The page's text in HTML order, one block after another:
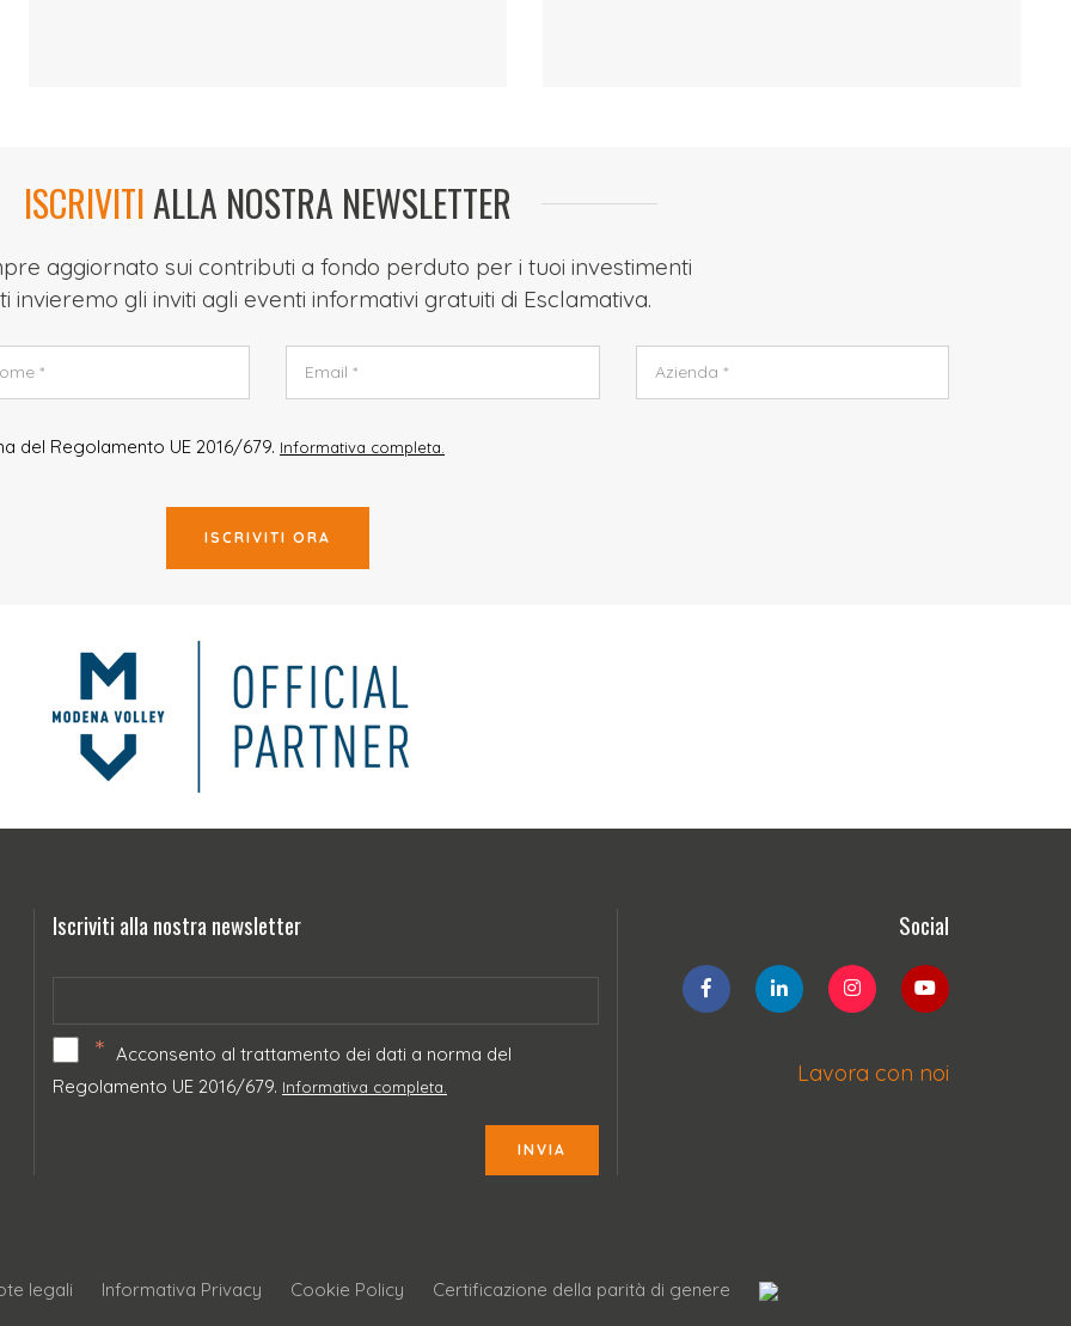
ISCRIVITIALLA NOSTRA NEWSLETTER
aggiornato sui contributi a fondo perduto per i tuoi investimenti
invieremo gli inviti agli eventi informativi gratuiti di Esclamativa.
del Regolamento UE 2016/679. Informativa completa.
ISCRIVITI ORA
Iscriviti alla nostra newsletter
* Acconsento al trattamento dei dati a norma del
Regolamento UE 2016/679. Informativa completa.
INVIA
Social
Lavora con noi
legali Informativa Privacy Cookie Policy Certificazione della parità di genere